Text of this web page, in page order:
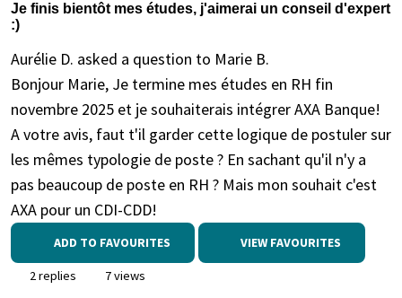
Je finis bientôt mes études, j'aimerai un conseil d'expert
:)
Aurélie D. asked a question to Marie B.
Bonjour Marie, Je termine mes études en RH fin
novembre 2025 et je souhaiterais intégrer AXA Banque!
A votre avis, faut t'il garder cette logique de postuler sur
les mêmes typologie de poste ? En sachant qu'il n'y a
pas beaucoup de poste en RH ? Mais mon souhait c'est
AXA pour un CDI-CDD!
ADD TO FAVOURITES VIEW FAVOURITES
2 replies
7 views